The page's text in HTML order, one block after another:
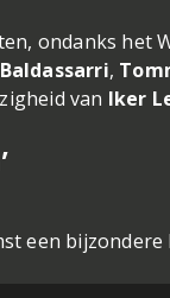
ondanks het
,
van Iker
een bijzondere